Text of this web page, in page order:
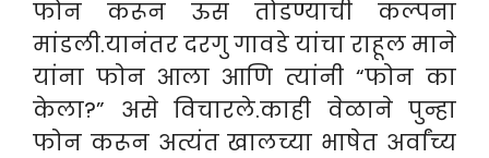
फोन करून ऊस तोडण्याची कल्पना
मांडली.यानंतर दरगु गावडे यांचा राहूल माने
यांना फोन आला आणि त्यांनी “फोन का
केला?” असे विचारले.काही वेळाने पुन्हा
फोन करून अत्यंत खालच्या भाषेत अर्वांच्य